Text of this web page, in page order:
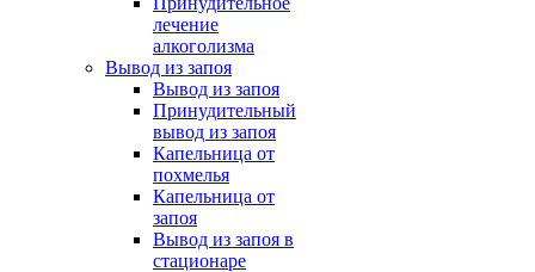
лечение
алкоголизма
Вывод из запоя
Вывод из запоя
Принудительный
вывод из запоя
Капельница от
похмелья
Капельница от
запоя
Вывод из запоя в
стационаре